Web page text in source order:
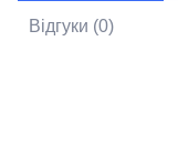
Відгуки (0)